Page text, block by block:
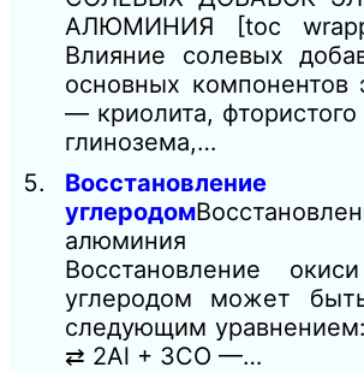
АЛЮМИНИЯ [toc
Влияние солевых
основных компонентов
— криолита,
глинозема,…
Восстановление
углеродом
алюминия
Восстановление
углеродом может
следующим
⇄ 2Аl + 3СО —…